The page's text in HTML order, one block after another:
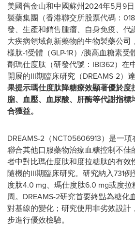
美國舊金山和中國蘇州2024年5月9日
製藥集團（香港聯交所股票代碼：
發、生產和銷售腫瘤、自身免疫、代
大疾病領域創新藥物的生物製藥公司
樣肽-1受體（GLP-1R）/胰高血糖素受
劑瑪仕度肽（研發代號：IBI362）在
開展的III期臨床研究（DREAMS-2）
果提示瑪仕度肽降糖療效顯著優於度
脂、血壓、血尿酸、肝酶等代謝指標
合獲益。
DREAMS-2（NCT05606913）是一
聯合其他口服藥物治療血糖控制不佳
者中對比瑪仕度肽和度拉糖肽的有效
隨機的III期臨床研究。研究納入731
度肽4.0 mg、瑪仕度肽6.0 mg或度拉
周。DREAMS-2研究首要終點為糖化
對基線的變化；研究使用非劣效設計
步進行優效檢驗。